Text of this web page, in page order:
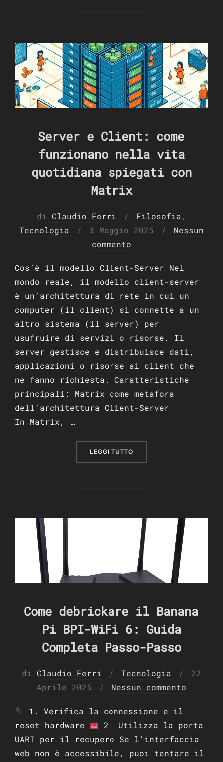
Server e Client: come
funzionano nella vita
quotidiana spiegati con
Matrix
di Claudio Ferri Filosofia,
Tecnologia
Pubblicato
il
3 Maggio 2025
Nessun
commento
Cos’è il modello Client-Server Nel
mondo reale, il modello client-server
è un’architettura di rete in cui un
computer (il client) si connette a un
altro sistema (il server) per
usufruire di servizi o risorse. Il
server gestisce e distribuisce dati,
applicazioni o risorse ai client che
ne fanno richiesta. Caratteristiche
principali: Matrix come metafora
dell’architettura Client-Server
In Matrix, …
LEGGI TUTTO
Come debrickare il Banana
Pi BPI-WiFi 6: Guida
Completa Passo-Passo
di Claudio Ferri Tecnologia
22
Aprile 2025
Nessun commento
1. Verifica la connessione e il
reset hardware
2. Utilizza la porta
UART per il recupero Se l’interfaccia
web non è accessibile, puoi tentare il